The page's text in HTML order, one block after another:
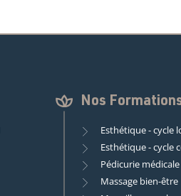
Nos
Esthétique - cycle
Esthétique - cycle
Pédicurie médicale
Massage bien-être